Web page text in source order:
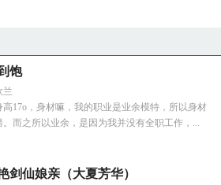
饱
兰
17o，身材嘛，我的职业是业余模特，所以身材
。而之所以业余，是因为我并没有全职工作，...
剑仙娘亲（大夏芳华）